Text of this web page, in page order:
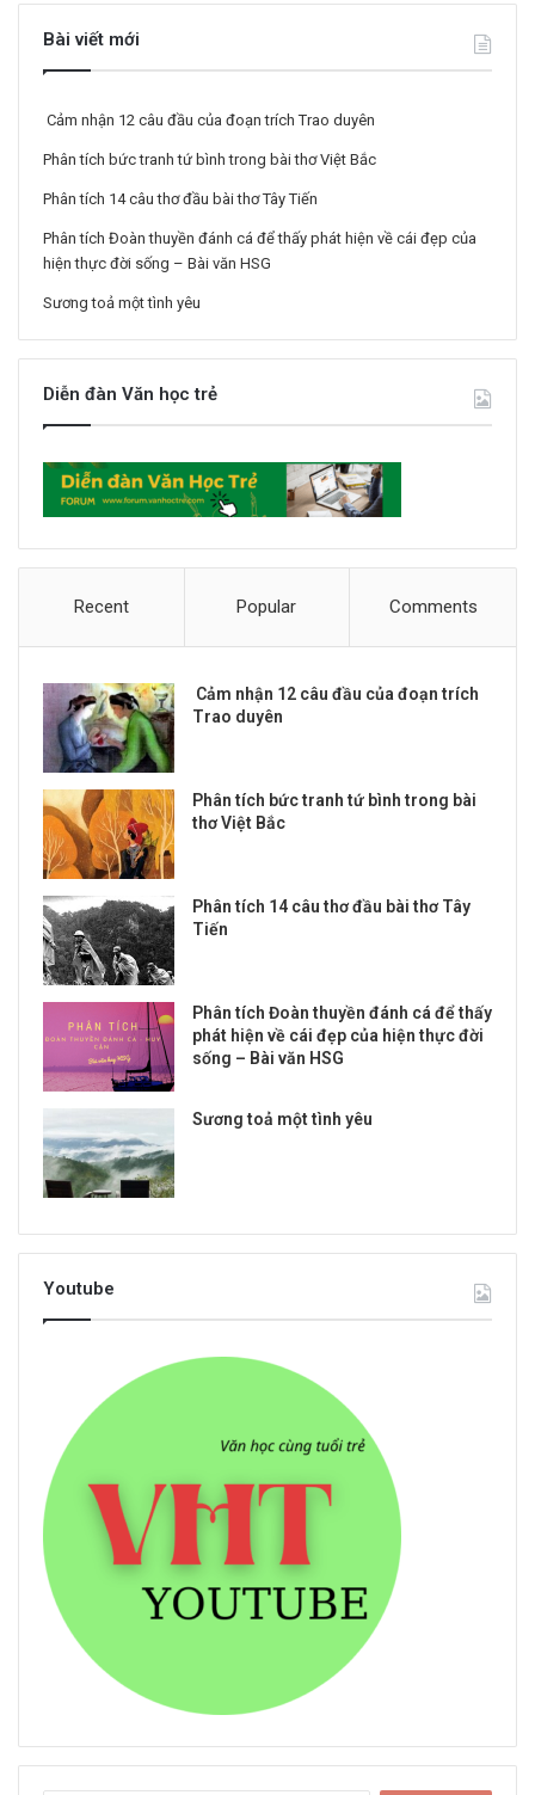
Bài viết mới
Cảm nhận 12 câu đầu của đoạn trích Trao duyên
Phân tích bức tranh tứ bình trong bài thơ Việt Bắc
Phân tích 14 câu thơ đầu bài thơ Tây Tiến
Phân tích Đoàn thuyền đánh cá để thấy phát hiện về cái đẹp của
hiện thực đời sống – Bài văn HSG
Sương toả một tình yêu
Diễn đàn Văn học trẻ
Recent Popular Comments
Cảm nhận 12 câu đầu của đoạn trích
Trao duyên
Phân tích bức tranh tứ bình trong bài
thơ Việt Bắc
Phân tích 14 câu thơ đầu bài thơ Tây
Tiến
Phân tích Đoàn thuyền đánh cá để thấy
phát hiện về cái đẹp của hiện thực đời
sống – Bài văn HSG
Sương toả một tình yêu
Youtube